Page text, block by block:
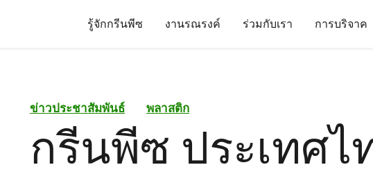
รู้จักกรีนพีซ งานรณรงค์ ร่วมกับเรา การบริจาค
ข่าวประชาสัมพันธ์ พลาสติก
กรีนพีซ ประเทศไ